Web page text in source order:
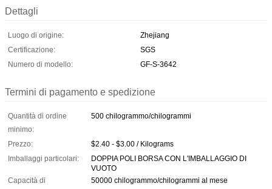
Dettagli
Luogo di origine:
Zhejiang
Certificazione:
SGS
Numero di modello:
GF-S-3642
Termini di pagamento e spedizione
Quantità di ordine
minimo:
500 chilogrammo/chilogrammi
Prezzo:
$2.40 - $3.00 / Kilograms
Imballaggi particolari:
DOPPIA POLI BORSA CON L'IMBALLAGGIO DI
VUOTO
Capacità di
50000 chilogrammo/chilogrammi al mese